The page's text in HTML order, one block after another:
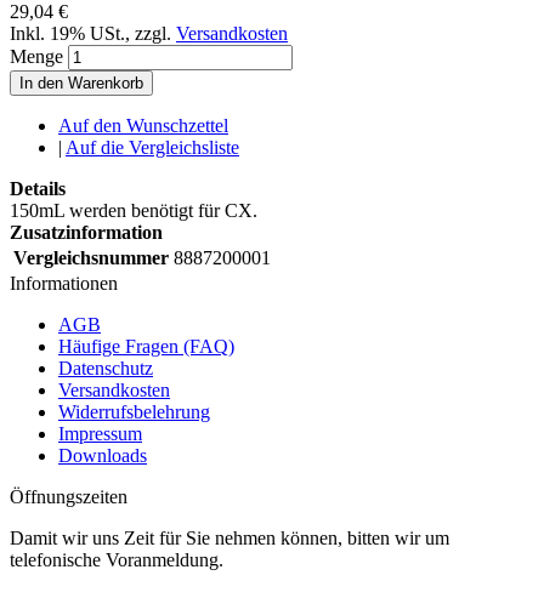
29,04 €
Inkl. 19% USt., zzgl. Versandkosten
Menge
In den Warenkorb
Auf den Wunschzettel
| Auf die Vergleichsliste
Details
150mL werden benötigt für CX.
Zusatzinformation
Vergleichsnummer 8887200001
Informationen
AGB
Häufige Fragen (FAQ)
Datenschutz
Versandkosten
Widerrufsbelehrung
Impressum
Downloads
Öffnungszeiten
Damit wir uns Zeit für Sie nehmen können, bitten wir um
telefonische Voranmeldung.